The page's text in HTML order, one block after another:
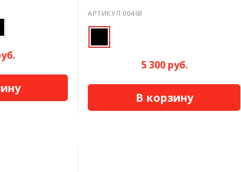
АРТИКУЛ 00468
5 300 руб.
В корзину